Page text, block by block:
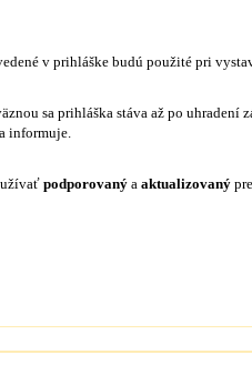
v prihláške budú použité pri
sa prihláška stáva až po
informuje.
podporovaný a aktualizovaný